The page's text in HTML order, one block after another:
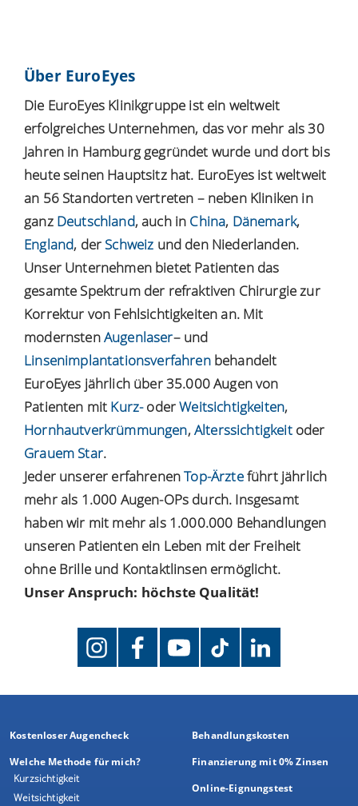
Über EuroEyes
Die EuroEyes Klinikgruppe ist ein weltweit
erfolgreiches Unternehmen, das vor mehr als 30
Jahren in Hamburg gegründet wurde und dort bis
heute seinen Hauptsitz hat. EuroEyes ist weltweit
an 56 Standorten vertreten – neben Kliniken in
ganz Deutschland, auch in China, Dänemark,
England, der Schweiz und den Niederlanden.
Unser Unternehmen bietet Patienten das
gesamte Spektrum der refraktiven Chirurgie zur
Korrektur von Fehlsichtigkeiten an. Mit
modernstenAugenlaser– und
Linsenimplantationsverfahrenbehandelt
EuroEyes jährlich über 35.000 Augen von
Patienten mit Kurz-oderWeitsichtigkeiten,
Hornhautverkrümmungen,Alterssichtigkeitoder
Grauem Star.
Jeder unserer erfahrenenTop-Ärzteführt jährlich
mehr als 1.000 Augen-OPs durch. Insgesamt
haben wir mit mehr als 1.000.000 Behandlungen
unseren Patienten ein Leben mit der Freiheit
ohne Brille und Kontaktlinsen ermöglicht.
Unser Anspruch: höchste Qualität!
Kostenloser Augencheck
Welche Methode für mich?
Kurzsichtigkeit
Weitsichtigkeit
Behandlungskosten
Finanzierung mit 0% Zinsen
Online-Eignungstest